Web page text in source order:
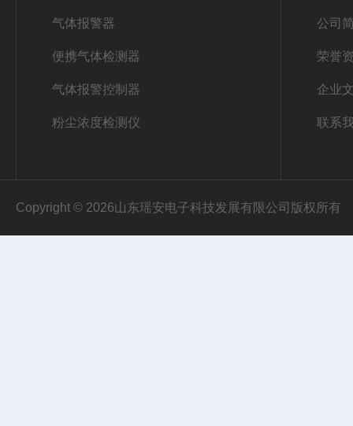
气体报警器
便携气体检测器
气体报警控制器
粉尘浓度检测仪
公司
荣誉
企业
联系
Copyright © 2026山东瑶安电子科技发展有限公司版权所有